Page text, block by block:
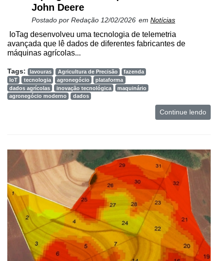
E-
Commerce
da
Agricultura
Vertical
para
Recursos
Hídricos
Membros
Liberali
Netrin
Néctar
John Deere
Postado por Redação 12/02/2026 em Notícias
IoTag desenvolveu uma tecnologia de telemetria
avançada que lê dados de diferentes fabricantes de
máquinas agrícolas...
Tags: lavouras Agricultura de Precisão
fazenda
IoT
tecnologia agronegócio
plataforma
dados agrícolas
inovação tecnológica
maquinário
agronegócio moderno
dados
Continue lendo